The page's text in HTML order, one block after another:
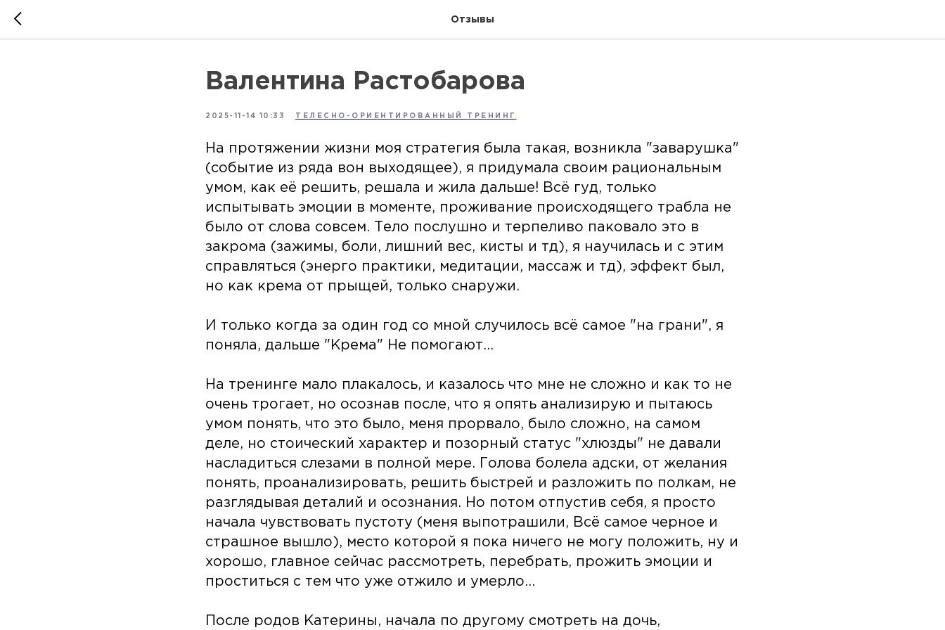
Отзывы
Валентина Растобарова
2025-11-14 10:33 ТЕЛЕСНО-ОРИЕНТИРОВАННЫЙ ТРЕНИНГ
На протяжении жизни моя стратегия была такая, возникла "заварушка"
(событие из ряда вон выходящее), я придумала своим рациональным
умом, как её решить, решала и жила дальше! Всё гуд, только
испытывать эмоции в моменте, проживание происходящего трабла не
было от слова совсем. Тело послушно и терпеливо паковало это в
закрома (зажимы, боли, лишний вес, кисты и тд), я научилась и с этим
справляться (энерго практики, медитации, массаж и тд), эффект был,
но как крема от прыщей, только снаружи.
И только когда за один год со мной случилось всё самое "на грани", я
поняла, дальше "Крема" Не помогают...
На тренинге мало плакалось, и казалось что мне не сложно и как то не
очень трогает, но осознав после, что я опять анализирую и пытаюсь
умом понять, что это было, меня прорвало, было сложно, на самом
деле, но стоический характер и позорный статус "хлюзды" не давали
насладиться слезами в полной мере. Голова болела адски, от желания
понять, проанализировать, решить быстрей и разложить по полкам, не
разглядывая деталий и осознания. Но потом отпустив себя, я просто
начала чувствовать пустоту (меня выпотрашили, Всё самое черное и
страшное вышло), место которой я пока ничего не могу положить, ну и
хорошо, главное сейчас рассмотреть, перебрать, прожить эмоции и
проститься с тем что уже отжило и умерло...
После родов Катерины, начала по другому смотреть на дочь,